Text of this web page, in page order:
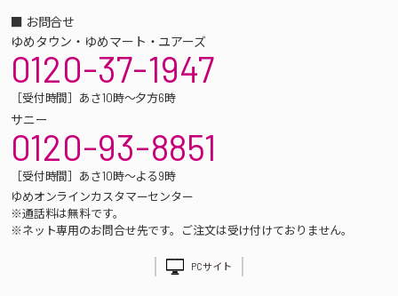
■ お問合せ
ゆめタウン・ゆめマート・ユアーズ
0120-37-1947
［受付時間］あさ10時～夕方6時
サニー
0120-93-8851
［受付時間］あさ10時～よる9時
ゆめオンラインカスタマーセンター
※通話料は無料です。
※ネット専用のお問合せ先です。ご注文は受け付けておりません。
PCサイト